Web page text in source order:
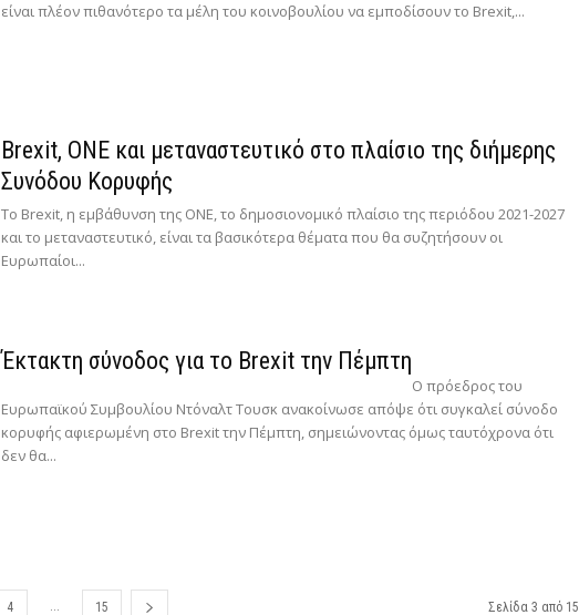
είναι πλέον πιθανότερο τα μέλη του κοινοβουλίου να εμποδίσουν το Brexit,...
Brexit, ΟΝΕ και μεταναστευτικό στο πλαίσιο της διήμερης
Συνόδου Κορυφής
Τo Brexit, η εμβάθυνση της ΟΝΕ, το δημοσιονομικό πλαίσιο της περιόδου 2021-2027
και το μεταναστευτικό, είναι τα βασικότερα θέματα που θα συζητήσουν οι
Ευρωπαίοι...
Έκτακτη σύνοδος για το Brexit την Πέμπτη
Ο πρόεδρος του
Ευρωπαϊκού Συμβουλίου Ντόναλτ Τουσκ ανακοίνωσε απόψε ότι συγκαλεί σύνοδο
κορυφής αφιερωμένη στο Brexit την Πέμπτη, σημειώνοντας όμως ταυτόχρονα ότι
δεν θα...
4 ... 15 Σελίδα 3 από 15